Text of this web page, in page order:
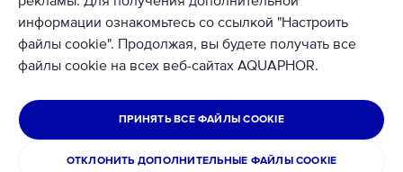
информации ознакомьтесь со ссылкой "Настроить
файлы cookie". Продолжая, вы будете получать все
файлы cookie на всех веб-сайтах AQUAPHOR.
ОТКЛОНИТЬ ДОПОЛНИТЕЛЬНЫЕ ФАЙЛЫ COOKIE
ПРИНЯТЬ ВСЕ ФАЙЛЫ COOKIE
© 2026 ООО Аквафор
Политика конфиденциальности
ГРУЗИЯ